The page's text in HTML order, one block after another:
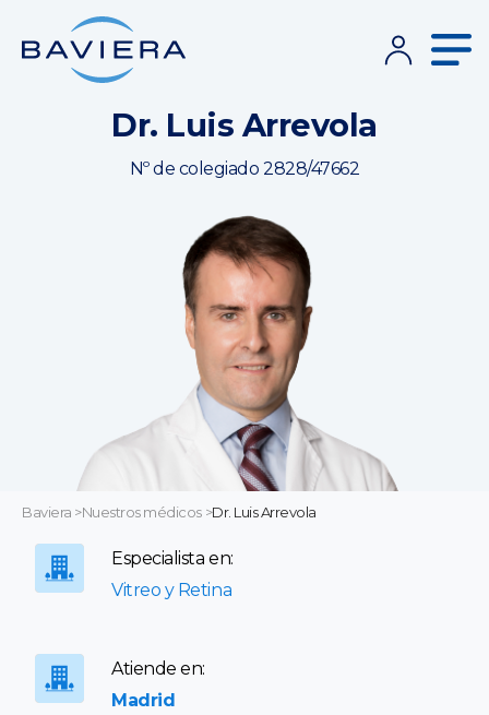
Dr. Luis Arrevola
Nº de colegiado 2828/47662
Baviera >Nuestros médicos >Dr. Luis Arrevola
Especialista en:
Vitreo y Retina
Atiende en:
Madrid